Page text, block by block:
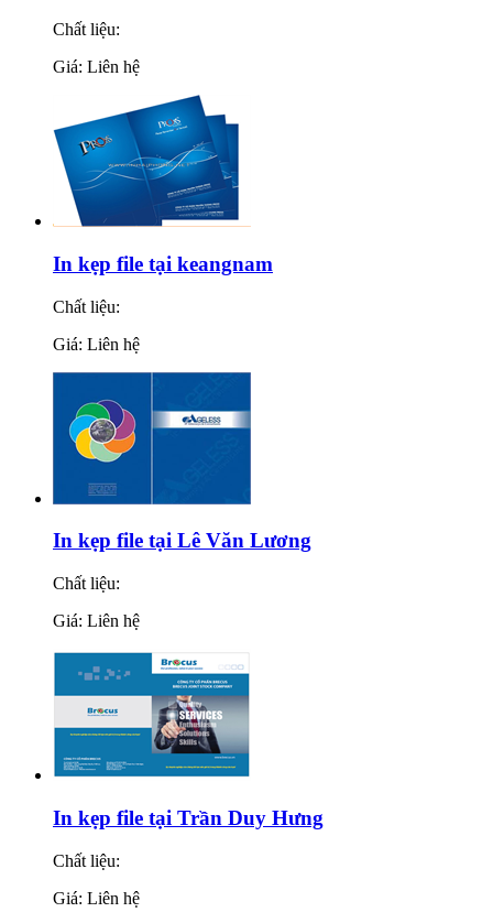
Chất liệu:
Giá: Liên hệ
In kẹp file tại keangnam
Chất liệu:
Giá: Liên hệ
In kẹp file tại Lê Văn Lương
Chất liệu:
Giá: Liên hệ
In kẹp file tại Trần Duy Hưng
Chất liệu:
Giá: Liên hệ